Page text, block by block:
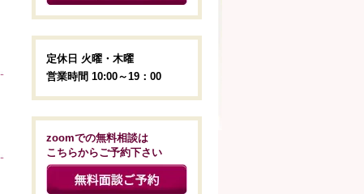
定休日 火曜・木曜
営業時間 10:00～19：00
zoomでの無料相談は
こちらからご予約下さい